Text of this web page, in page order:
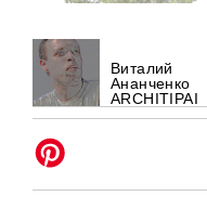
Виталий
Ананченко
ARCHITIPAI